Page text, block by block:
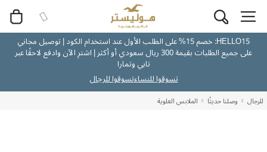
HELLO15: خصم 15% على الطلب الأول عند استخدام الكود | توصيل مجاني
على جميع الطلبات بقيمة 300 ريال سعودي أو أكثر | اشترِ الآن وادفع لاحقًا عبر
تابي وتمارا
تسوقوا للنساءتسوقوا للرجال
للرجال وصلنا حديثًا الملابس العلوية